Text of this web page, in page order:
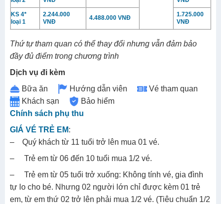
KS 4*
loại 1
2.244.000
VNĐ
4.488.000 VNĐ
1.725.000
VNĐ
Thứ tự tham quan có thể thay đổi nhưng vẫn đảm bảo
đầy đủ điểm trong chương trình
Dịch vụ đi kèm
Bữa ăn
Hướng dẫn viên
Vé tham quan
Khách sạn
Bảo hiểm
Chính sách phụ thu
GIÁ VÉ TRẺ EM:
– Quý khách từ 11 tuổi trở lên mua 01 vé.
– Trẻ em từ 06 đến 10 tuổi mua 1/2 vé.
– Trẻ em từ 05 tuổi trở xuống: Không tính vé, gia đình
tự lo cho bé. Nhưng 02 người lớn chỉ được kèm 01 trẻ
em, từ em thứ 02 trở lên phải mua 1/2 vé. (Tiêu chuẩn 1/2